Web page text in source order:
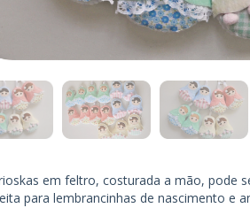
em feltro, costurada a mão, pode
para lembrancinhas de nascimento e